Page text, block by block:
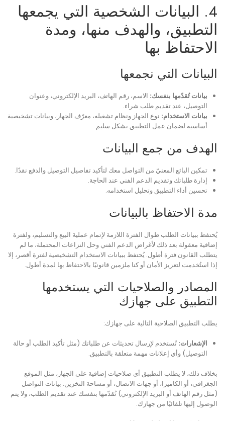
4. البيانات الشخصية التي يجمعها
التطبيق، والهدف منها، ومدة
الاحتفاظ بها
البيانات التي نجمعها
بيانات تُقدّمها بنفسك: الاسم، رقم الهاتف، البريد الإلكتروني، وعنوان
التوصيل، عند تقديم طلب شراء.
بيانات الاستخدام: نوع الجهاز ونظام تشغيله، معرّف الجهاز، وبيانات تشخيصية
أساسية لضمان عمل التطبيق بشكل سليم.
الهدف من جمع البيانات
تمكين البائع المعنيّ من التواصل معك لتأكيد تفاصيل التوصيل والدفع نقدًا.
إدارة طلباتك وتقديم الدعم الفني عند الحاجة.
تحسين أداء التطبيق وتحليل استخدامه.
مدة الاحتفاظ بالبيانات
يُحتفظ ببيانات الطلب طوال الفترة اللازمة لإتمام عملية البيع والتسليم، ولفترة
إضافية معقولة بعد ذلك لأغراض الدعم الفني وحل النزاعات المحتملة، ما لم
يتطلب القانون فترة أطول. يُحتفظ ببيانات الاستخدام التشخيصية لفترة أقصر، إلا
إذا استُخدمت لتعزيز الأمان أو كنا ملزمين قانونيًا بالاحتفاظ بها لمدة أطول.
المصادر والصلاحيات التي يستخدمها
التطبيق على جهازك
يطلب التطبيق الصلاحية التالية على جهازك:
الإشعارات: تُستخدم لإرسال تحديثات عن طلباتك (مثل تأكيد الطلب أو حالة
التوصيل) وأي إعلانات مهمة متعلقة بالتطبيق.
بخلاف ذلك، لا يطلب التطبيق أي صلاحيات إضافية على الجهاز، مثل الموقع
الجغرافي، أو الكاميرا، أو جهات الاتصال، أو مساحة التخزين. بيانات التواصل
(مثل رقم الهاتف أو البريد الإلكتروني) تُقدّمها بنفسك عند تقديم الطلب، ولا يتم
الوصول إليها تلقائيًا من جهازك.